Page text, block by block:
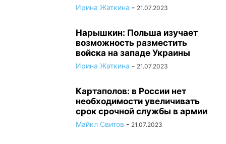
Ирина Жаткина - 21.07.2023
Нарышкин: Польша изучает
возможность разместить
войска на западе Украины
Ирина Жаткина - 21.07.2023
Картаполов: в России нет
необходимости увеличивать
срок срочной службы в армии
Майкл Свитов - 21.07.2023